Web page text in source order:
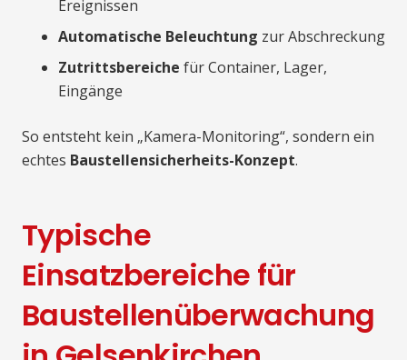
Ereignissen
Automatische Beleuchtung zur Abschreckung
Zutrittsbereiche für Container, Lager,
Eingänge
So entsteht kein „Kamera-Monitoring“, sondern ein
echtes Baustellensicherheits-Konzept.
Typische
Einsatzbereiche für
Baustellenüberwachung